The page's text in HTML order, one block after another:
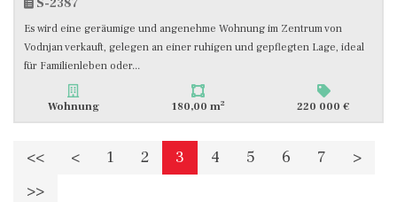
Es wird eine geräumige und angenehme Wohnung im Zentrum von
Vodnjan verkauft, gelegen an einer ruhigen und gepflegten Lage, ideal
für Familienleben oder...
Wohnung 180,00 m2 220 000 €
<< < 1 2 3 4 5 6 7
>
>>